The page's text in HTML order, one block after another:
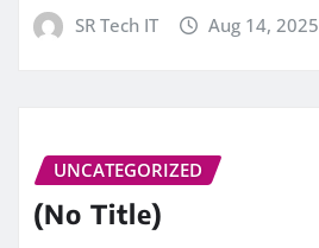
SR Tech IT Aug 14, 2025
UNCATEGORIZED
(No Title)